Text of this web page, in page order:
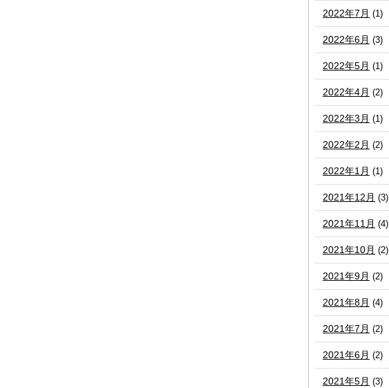
2022年7月 (1)
2022年6月 (3)
2022年5月 (1)
2022年4月 (2)
2022年3月 (1)
2022年2月 (2)
2022年1月 (1)
2021年12月 (3)
2021年11月 (4)
2021年10月 (2)
2021年9月 (2)
2021年8月 (4)
2021年7月 (2)
2021年6月 (2)
2021年5月 (3)